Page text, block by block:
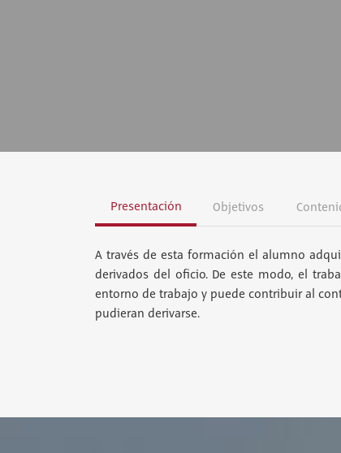
Presentación Objetivos
A través de esta formación el alumno
derivados del oficio. De este modo, el
entorno de trabajo y puede contribuir al
pudieran derivarse.